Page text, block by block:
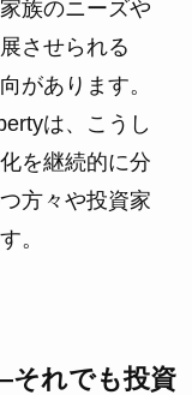
族のニーズや
させられる
があります。
は、こうし
を継続的に分
方々や投資家
。
れでも投資